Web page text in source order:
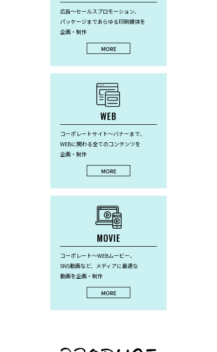
広告〜セールスプロモーション、
パッケージまであらゆる印刷媒体を
企画・制作
MORE
WEB
コーポレートサイト〜バナーまで、
WEBに関わる全てのコンテンツを
企画・制作
MORE
MOVIE
コーポレート〜WEBムービー、
SNS動画など、メディアに最適な
動画を企画・制作
MORE